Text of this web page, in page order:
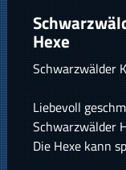
Hexe
Schwarzwälder
Liebevoll
Schwarzwälder
Die Hexe kann